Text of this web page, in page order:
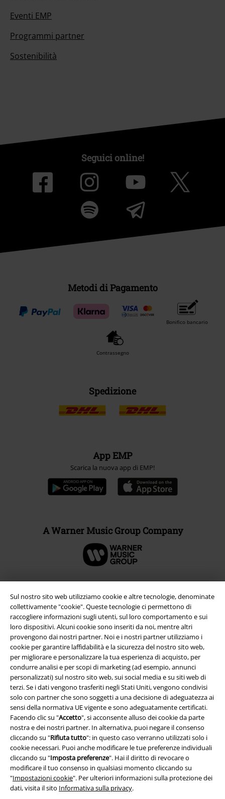
Sul nostro sito web utilizziamo cookie e altre tecnologie, denominate
collettivamente "cookie". Queste tecnologie ci permettono di
raccogliere informazioni sugli utenti, sul loro comportamento e sui
loro dispositivi. Alcuni cookie sono inseriti da noi, mentre altri
provengono dai nostri partner. Noi e i nostri partner utilizziamo i
cookie per garantire laffidabilità e la sicurezza del nostro sito web,
per migliorare e personalizzare la tua esperienza di acquisto, per
condurre analisi e per scopi di marketing (ad esempio, annunci
personalizzati) sul nostro sito web, sui social media e su siti web di
terzi. Se i dati vengono trasferiti negli Stati Uniti, vengono condivisi
solo con partner che sono soggetti a una decisione di adeguatezza ai
sensi della normativa UE vigente e sono adeguatamente certificati.
Facendo clic su "Accetto", si acconsente alluso dei cookie da parte
nostra e dei nostri partner. In alternativa, puoi negare il consenso
cliccando su "Rifiuta tutto": in questo caso verranno utilizzati solo i
cookie necessari. Puoi anche modificare le tue preferenze individuali
cliccando su "Imposta preferenze". Hai il diritto di revocare o
modificare il tuo consenso in qualsiasi momento cliccando su
"Impostazioni cookie". Per ulteriori informazioni sulla protezione dei
dati, visita il sito Informativa sulla privacy.
Eventi EMP
Programmi partner
Sostenibilità
Seguici online!
Metodi di Pagamento
Bonifico bancario
Contrassegno
Spedizione
App EMP
Scarica la nuova app di EMP!
A Warner Music Group Company
Info legali
Termini & Condizioni
Redazione
Legge sulla Privacy
Smaltimento rifiuti e protezione dell’ambiente
Dichiarazione di Conformità